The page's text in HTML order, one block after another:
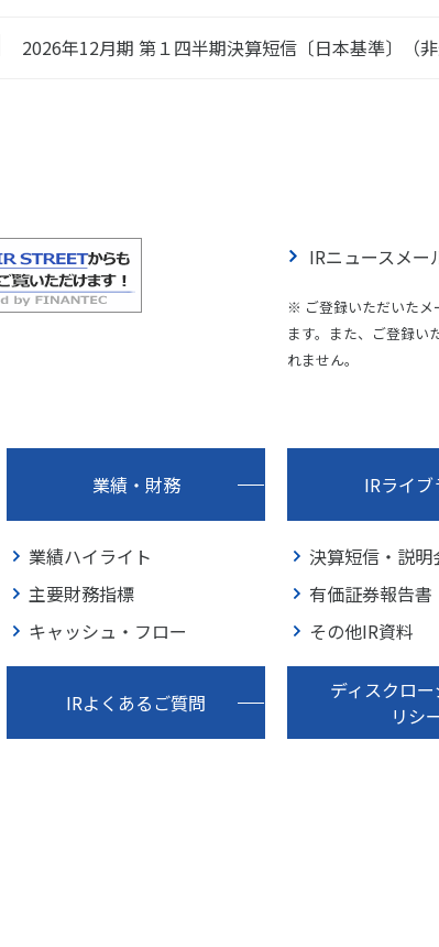
2026年12月期 第１四半期決算短信〔日本基準〕（非
IRニュースメー
※ ご登録いただいたメ
ます。また、ご登録い
れません。
業績・財務
業績ハイライト
主要財務指標
キャッシュ・フロー
IRライブ
決算短信・説明
有価証券報告書
その他IR資料
IRよくあるご質問
ディスクロ
リシ